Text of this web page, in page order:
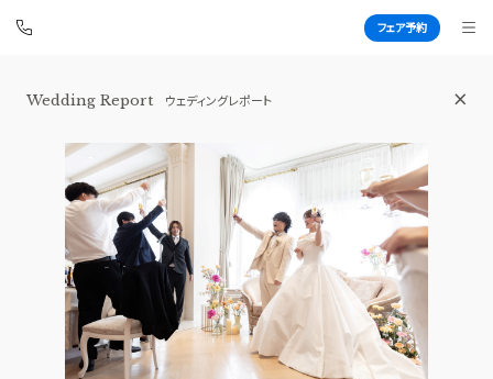
フェア予約
星ヶ丘迎賓館 アートグレイスクラブ
TOP
トップ
BRIDAL FAIR
ブライダルフェア
WEDDING REPORT
体験者レポート
PHOTO GALLERY
フォトギャラリー
PLAN CEREMONY
Wedding Report ウェディングレポート